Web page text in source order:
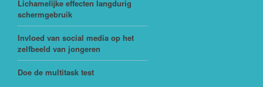
Lichamelijke effecten langdurig
schermgebruik
Invloed van social media op het
zelfbeeld van jongeren
Doe de multitask test